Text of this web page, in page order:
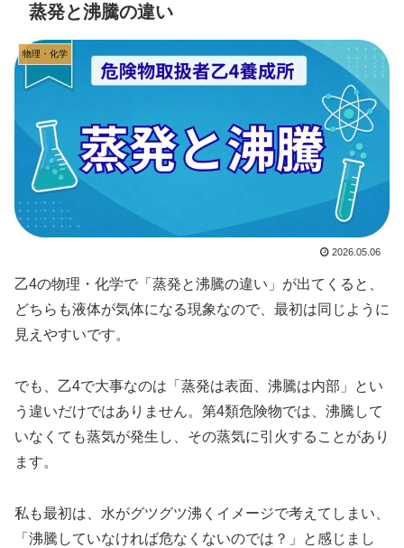
蒸発と沸騰の違い
物理・化学
2026.05.06
乙4の物理・化学で「蒸発と沸騰の違い」が出てくると、
どちらも液体が気体になる現象なので、最初は同じように
見えやすいです。
でも、乙4で大事なのは「蒸発は表面、沸騰は内部」とい
う違いだけではありません。第4類危険物では、沸騰して
いなくても蒸気が発生し、その蒸気に引火することがあり
ます。
私も最初は、水がグツグツ沸くイメージで考えてしまい、
「沸騰していなければ危なくないのでは？」と感じまし